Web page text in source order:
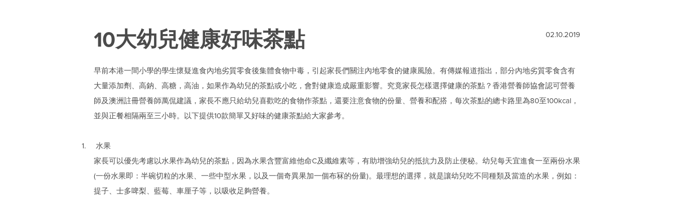
10大幼兒健康好味茶點 02.10.2019
早前本港一間小學的學生懷疑進食內地劣質零食後集體食物中毒，引起家長們關注內地零食的健康風險。有傳媒報道指出，部分內地劣質零食含有
大量添加劑、高鈉、高糖，高油，如果作為幼兒的茶點或小吃，會對健康造成嚴重影響。究竟家長怎樣選擇健康的茶點？香港營養師協會認可營養
師及澳洲註冊營養師萬侃建議，家長不應只給幼兒喜歡吃的食物作茶點，還要注意食物的份量、營養和配搭，每次茶點的總卡路里為80至100kcal，
並與正餐相隔兩至三小時。以下提供10款簡單又好味的健康茶點給大家參考。
1. 水果
家長可以優先考慮以水果作為幼兒的茶點，因為水果含豐富維他命C及纖維素等，有助增強幼兒的抵抗力及防止便秘。幼兒每天宜進食一至兩份水果
(一份水果即：半碗切粒的水果、一些中型水果，以及一個奇異果加一個布冧的份量)。最理想的選擇，就是讓幼兒吃不同種類及當造的水果，例如：
提子、士多啤梨、藍莓、車厘子等，以吸收足夠營養。